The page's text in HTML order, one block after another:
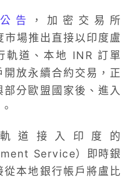
告
，加密交易所
場推出直接以印度盧
軌道、本地 INR 訂單
放永續合約交易，正
分歐盟國家後、進入
道接入印度的
Service）即時銀
本地銀行帳戶將盧比